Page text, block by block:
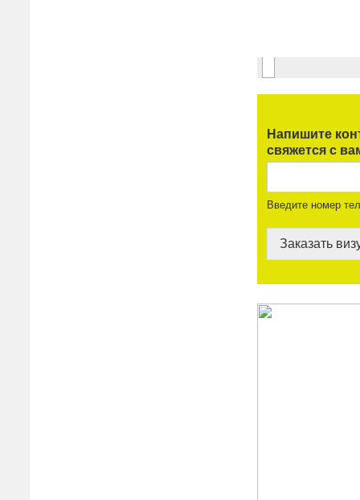
Напишите
свяжется с
Введите номер
Заказать